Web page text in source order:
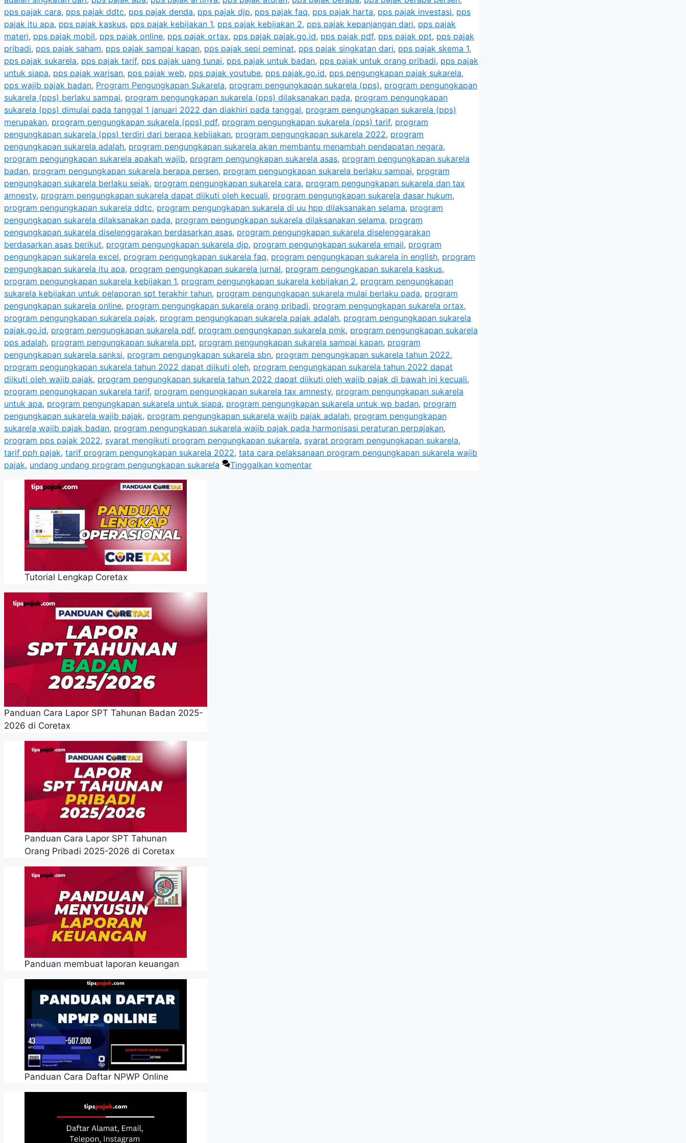
pps pajak cara, pps pajak ddtc, pps pajak denda, pps pajak djp, pps pajak faq, pps pajak harta, pps pajak investasi, pps
pajak itu apa, pps pajak kaskus, pps pajak kebijakan 1, pps pajak kebijakan 2, pps pajak kepanjangan dari, pps pajak
materi, pps pajak mobil, pps pajak online, pps pajak ortax, pps pajak pajak.go.id, pps pajak pdf, pps pajak ppt, pps pajak
pribadi, pps pajak saham, pps pajak sampai kapan, pps pajak sepi peminat, pps pajak singkatan dari, pps pajak skema 1,
pps pajak sukarela, pps pajak tarif, pps pajak uang tunai, pps pajak untuk badan, pps pajak untuk orang pribadi, pps pajak
untuk siapa, pps pajak warisan, pps pajak web, pps pajak youtube, pps pajak.go.id, pps pengungkapan pajak sukarela,
pps wajib pajak badan, Program Pengungkapan Sukarela, program pengungkapan sukarela (pps), program pengungkapan
sukarela (pps) berlaku sampai, program pengungkapan sukarela (pps) dilaksanakan pada, program pengungkapan
sukarela (pps) dimulai pada tanggal 1 januari 2022 dan diakhiri pada tanggal, program pengungkapan sukarela (pps)
merupakan, program pengungkapan sukarela (pps) pdf, program pengungkapan sukarela (pps) tarif, program
pengungkapan sukarela (pps) terdiri dari berapa kebijakan, program pengungkapan sukarela 2022, program
pengungkapan sukarela adalah, program pengungkapan sukarela akan membantu menambah pendapatan negara,
program pengungkapan sukarela apakah wajib, program pengungkapan sukarela asas, program pengungkapan sukarela
badan, program pengungkapan sukarela berapa persen, program pengungkapan sukarela berlaku sampai, program
pengungkapan sukarela berlaku sejak, program pengungkapan sukarela cara, program pengungkapan sukarela dan tax
amnesty, program pengungkapan sukarela dapat diikuti oleh kecuali, program pengungkapan sukarela dasar hukum,
program pengungkapan sukarela ddtc, program pengungkapan sukarela di uu hpp dilaksanakan selama, program
pengungkapan sukarela dilaksanakan pada, program pengungkapan sukarela dilaksanakan selama, program
pengungkapan sukarela diselenggarakan berdasarkan asas, program pengungkapan sukarela diselenggarakan
berdasarkan asas berikut, program pengungkapan sukarela djp, program pengungkapan sukarela email, program
pengungkapan sukarela excel, program pengungkapan sukarela faq, program pengungkapan sukarela in english, program
pengungkapan sukarela itu apa, program pengungkapan sukarela jurnal, program pengungkapan sukarela kaskus,
program pengungkapan sukarela kebijakan 1, program pengungkapan sukarela kebijakan 2, program pengungkapan
sukarela kebijakan untuk pelaporan spt terakhir tahun, program pengungkapan sukarela mulai berlaku pada, program
pengungkapan sukarela online, program pengungkapan sukarela orang pribadi, program pengungkapan sukarela ortax,
program pengungkapan sukarela pajak, program pengungkapan sukarela pajak adalah, program pengungkapan sukarela
pajak.go.id, program pengungkapan sukarela pdf, program pengungkapan sukarela pmk, program pengungkapan sukarela
pps adalah, program pengungkapan sukarela ppt, program pengungkapan sukarela sampai kapan, program
pengungkapan sukarela sanksi, program pengungkapan sukarela sbn, program pengungkapan sukarela tahun 2022,
program pengungkapan sukarela tahun 2022 dapat diikuti oleh, program pengungkapan sukarela tahun 2022 dapat
diikuti oleh wajib pajak, program pengungkapan sukarela tahun 2022 dapat diikuti oleh wajib pajak di bawah ini kecuali,
program pengungkapan sukarela tarif, program pengungkapan sukarela tax amnesty, program pengungkapan sukarela
untuk apa, program pengungkapan sukarela untuk siapa, program pengungkapan sukarela untuk wp badan, program
pengungkapan sukarela wajib pajak, program pengungkapan sukarela wajib pajak adalah, program pengungkapan
sukarela wajib pajak badan, program pengungkapan sukarela wajib pajak pada harmonisasi peraturan perpajakan,
program pps pajak 2022, syarat mengikuti program pengungkapan sukarela, syarat program pengungkapan sukarela,
tarif pph pajak, tarif program pengungkapan sukarela 2022, tata cara pelaksanaan program pengungkapan sukarela wajib
pajak, undang undang program pengungkapan sukarela Tinggalkan komentar
Tutorial Lengkap Coretax
Panduan Cara Lapor SPT Tahunan Badan 2025-
2026 di Coretax
Panduan Cara Lapor SPT Tahunan
Orang Pribadi 2025-2026 di Coretax
Panduan membuat laporan keuangan
Panduan Cara Daftar NPWP Online